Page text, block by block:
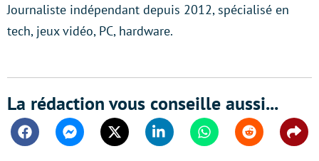
Journaliste indépendant depuis 2012, spécialisé en
tech, jeux vidéo, PC, hardware.
La rédaction vous conseille aussi...
FacebookMessengerTwitter Linkedin WhatsappReddit